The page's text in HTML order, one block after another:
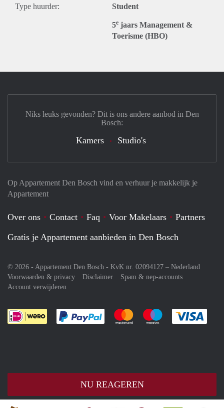
Type huurder: Student
5e jaars Management &
Toerisme (HBO)
NU REAGEREN
Op Appartement Den Bosch vind en verhuur je makkelijk je
Appartement
Over ons Contact Faq Voor Makelaars
Partners
Gratis je Appartement aanbieden in Den Bosch
© 2026 - Appartement Den Bosch - KvK nr. 02094127 – Nederland
Voorwaarden & privacy
Disclaimer
Spam & nep-accounts
Account verwijderen
Je rekent gemakkelijk af met Paypal
Je rekent gemakkelijk af met
Je rekent
Niks leuks gevonden? Dit is ons andere aanbod in Den
Bosch:
Kamers Studio's